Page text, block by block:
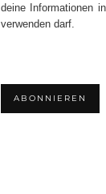
deine Informationen
verwenden darf.
ABONNIEREN